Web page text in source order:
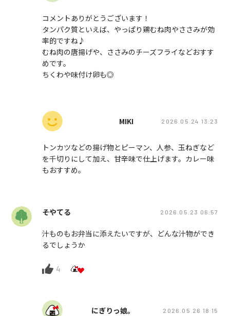
コメントありがとうございます！
タンパク質といえば、やっぱり鶏むね肉やささみが効
率的ですね♪
むね肉の唐揚げや、ささみのチーズフライなどおすす
めです。
ちくわや味付け卵も◎
MIKI 2026.05.24 13:23
トンカツなどの揚げ物とピーマン、人参、玉ねぎなど
を千切りにして加え、甘辛味で仕上げます。カレー味
もおすすめ。
そやてる 2026.05.23 06:57
汁ものもお弁当に添えたいですが、どんな汁物ができ
るでしょうか
4
にぎりっ娘。 2026.05.26 18:15